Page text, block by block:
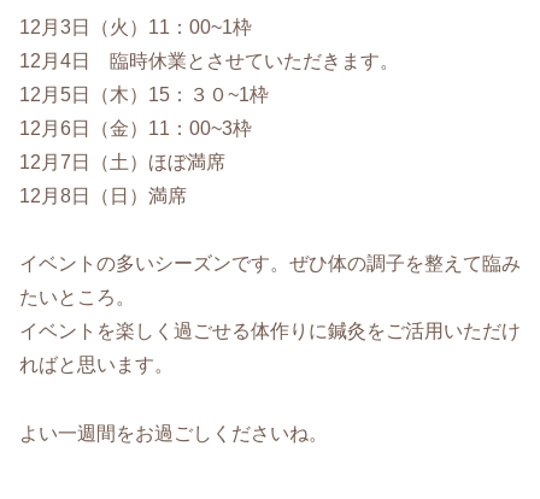
12月3日（火）11：00~1枠
12月4日 臨時休業とさせていただきます。
12月5日（木）15：３０~1枠
12月6日（金）11：00~3枠
12月7日（土）ほぼ満席
12月8日（日）満席
イベントの多いシーズンです。ぜひ体の調子を整えて臨み
たいところ。
イベントを楽しく過ごせる体作りに鍼灸をご活用いただけ
ればと思います。
よい一週間をお過ごしくださいね。